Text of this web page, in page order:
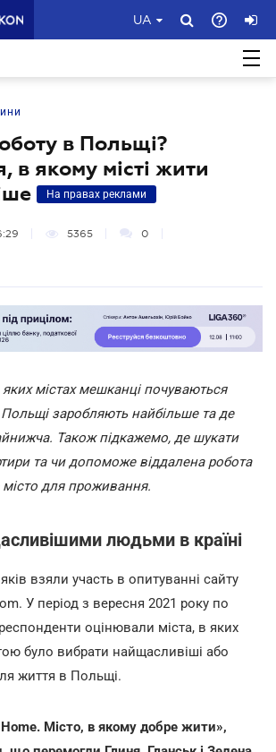
UA
в Польщі?
в якому місті жити
На правах реклами
5365 0
містах мешканці почуваються
заробляють найбільше та де
Також підкажемо, де шукати
та чи допоможе віддалена робота
для проживання.
людьми в країні
взяли участь в опитуванні сайту
У період з вересня 2021 року по
оцінювали міста, в яких
було вибрати найщасливіші або
життя в Польщі.
Home. Місто, в якому добре жити»,